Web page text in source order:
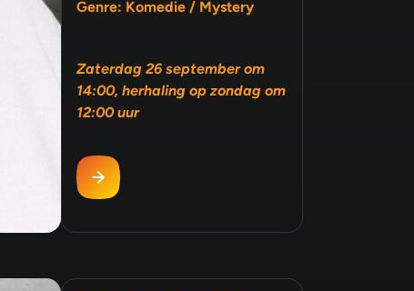
Genre: Komedie / Mystery
Zaterdag 26 september om
14:00, herhaling op zondag om
12:00 uur